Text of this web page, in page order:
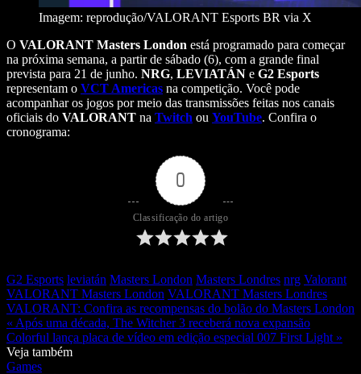
Imagem: reprodução/VALORANT Esports BR via X
O VALORANT Masters London está programado para começar
na próxima semana, a partir de sábado (6), com a grande final
prevista para 21 de junho. NRG, LEVIATÁN e G2 Esports
representam o VCT Americas na competição. Você pode
acompanhar os jogos por meio das transmissões feitas nos canais
oficiais do VALORANT na Twitch ou YouTube. Confira o
cronograma:
0
Classificação do artigo
G2 Esports leviatán Masters London Masters Londres nrg Valorant
VALORANT Masters London VALORANT Masters Londres
VALORANT: Confira as recompensas do bolão do Masters London
« Após uma década, The Witcher 3 receberá nova expansão
Colorful lança placa de vídeo em edição especial 007 First Light »
Veja também
Games